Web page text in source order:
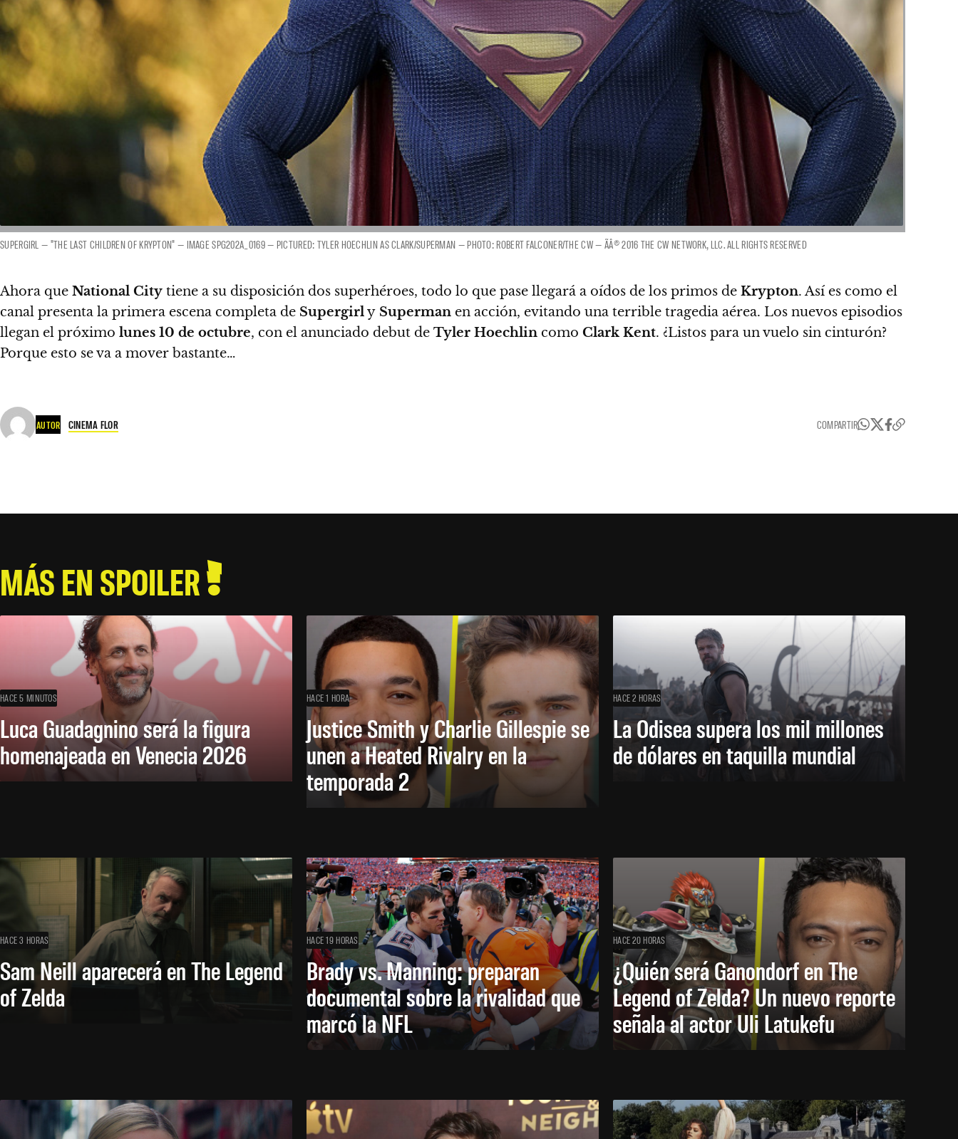
SUPERGIRL — "THE LAST CHILDREN OF KRYPTON" — IMAGE SPG202A_0169 — PICTURED: TYLER HOECHLIN AS CLARK/SUPERMAN — PHOTO: ROBERT FALCONER/THE CW — ÃÂ© 2016 THE CW NETWORK, LLC. ALL RIGHTS RESERVED
Ahora que National City tiene a su disposición dos superhéroes, todo lo que pase llegará a oídos de los primos de Krypton. Así es como el
canal presenta la primera escena completa de Supergirly Superman en acción, evitando una terrible tragedia aérea. Los nuevos episodios
llegan el próximo lunes 10 de octubre, con el anunciado debut de Tyler Hoechlin como Clark Kent. ¿Listos para un vuelo sin cinturón?
Porque esto se va a mover bastante…
AUTOR CINEMA FLOR COMPARTIR
MÁS EN SPOILER
HACE 5 MINUTOS
Luca Guadagnino será la figura
homenajeada en Venecia 2026
HACE 1 HORA
Justice Smith y Charlie Gillespie se
unen a Heated Rivalry en la
temporada 2
HACE 2 HORAS
La Odisea supera los mil millones
de dólares en taquilla mundial
HACE 3 HORAS
Sam Neill aparecerá en The Legend
of Zelda
HACE 19 HORAS
Brady vs. Manning: preparan
documental sobre la rivalidad que
marcó la NFL
HACE 20 HORAS
¿Quién será Ganondorf en The
Legend of Zelda? Un nuevo reporte
señala al actor Uli Latukefu